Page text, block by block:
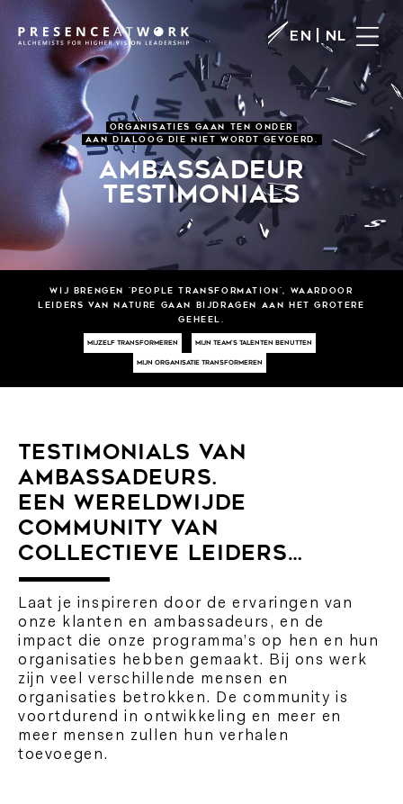
EN NL
ORGANISATIES GAAN TEN ONDER
AAN DIALOOG DIE NIET WORDT GEVOERD.
AMBASSADEUR
TESTIMONIALS
Wij BRENGEN 'PEOPLE TRANSFORMATION', WAARDOOR
LEIDERS VAN NATURE GAAN BIJDRAGEN AAN HET GROTERE
GEHEEL.
MIJZELF TRANSFORMEREN MIJN TEAM'S TALENTEN BENUTTEN
MIJN ORGANISATIE TRANSFORMEREN
TESTIMONIALS VAN
AMBASSADEURS.
EEN WERELDWIJDE
COMMUNITY VAN
COLLECTIEVE LEIDERS…
Laat je inspireren door de ervaringen van
onze klanten en ambassadeurs, en de
impact die onze programma’s op hen en hun
organisaties hebben gemaakt. Bij ons werk
zijn veel verschillende mensen en
organisaties betrokken. De community is
voortdurend in ontwikkeling en meer en
meer mensen zullen hun verhalen
toevoegen.